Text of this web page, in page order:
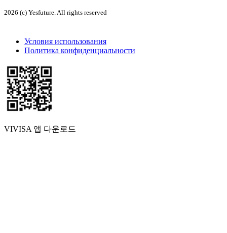
2026 (c) Yesfuture. All rights reserved
Условия использования
Политика конфиденциальности
VIVISA 앱 다운로드